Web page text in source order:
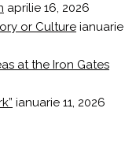
aprilie 16, 2026
or Culture ianuarie
at the Iron Gates
ianuarie 11, 2026